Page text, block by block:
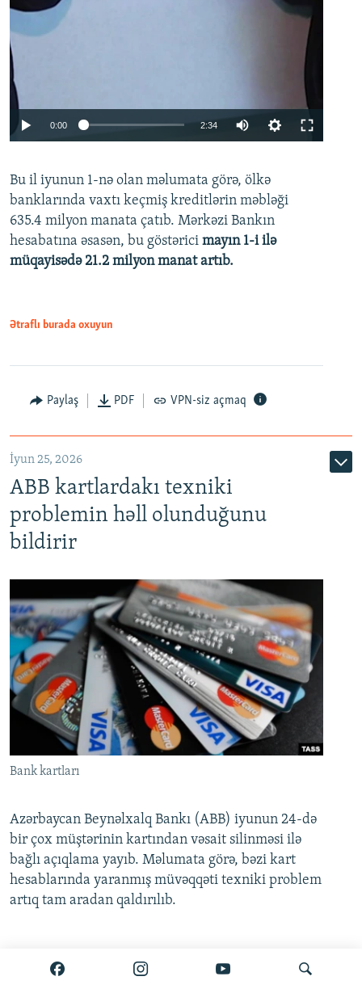
Auto 240p 360p 480p
720p 1080p
0:00 2:34
360p
480p
720p
Bu il iyunun 1-nə olan məlumata görə, ölkə
banklarında vaxtı keçmiş kreditlərin məbləği
635.4 milyon manata çatıb. Mərkəzi Bankın
hesabatına əsasən, bu göstərici mayın 1-i ilə
müqayisədə 21.2 milyon manat artıb.
Ətraflı burada oxuyun
Paylaş PDF VPN-siz açmaq
İyun 25, 2026
ABB kartlardakı texniki
problemin həll olunduğunu
bildirir
Bank kartları
Azərbaycan Beynəlxalq Bankı (ABB) iyunun 24-də
bir çox müştərinin kartından vəsait silinməsi ilə
bağlı açıqlama yayıb. Məlumata görə, bəzi kart
hesablarında yaranmış müvəqqəti texniki problem
artıq tam aradan qaldırılıb.
Ətraflı burada oxuyun